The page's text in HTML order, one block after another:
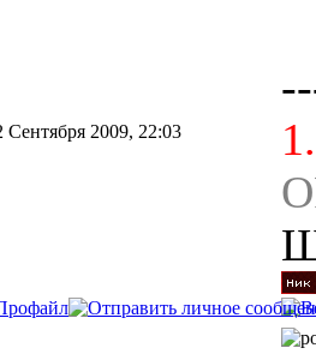
Сентября 2009, 22:03